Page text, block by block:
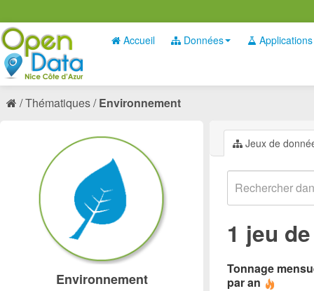
Accueil Données Applications
Thématiques Environnement
Jeux de
1 jeu
Tonnage
par an
Environnement